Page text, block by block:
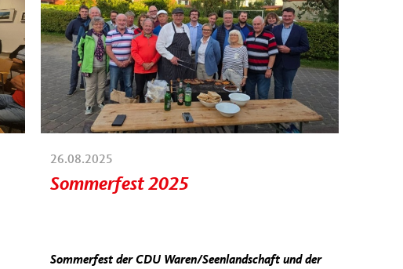
26.08.2025
Sommerfest 2025
Sommerfest der CDU Waren/Seenlandschaft und der